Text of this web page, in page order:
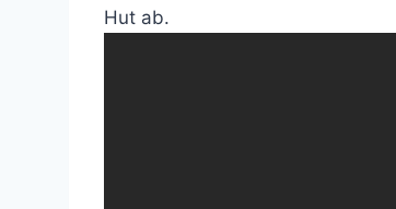
Hut ab.